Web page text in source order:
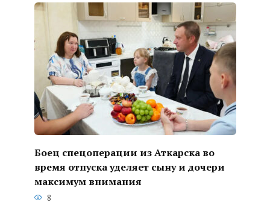
Боец спецоперации из Аткарска во
время отпуска уделяет сыну и дочери
максимум внимания
8